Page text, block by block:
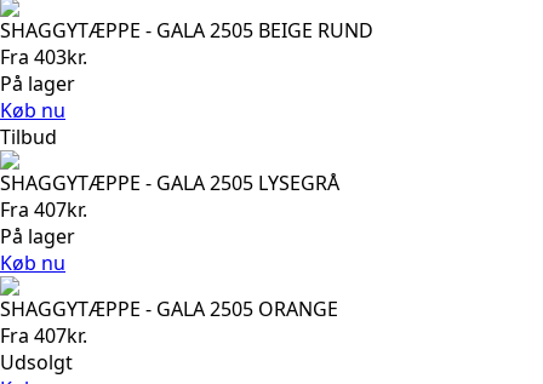
SHAGGYTÆPPE - GALA 2505 BEIGE RUND
Fra 403kr.
På lager
Køb nu
Tilbud
SHAGGYTÆPPE - GALA 2505 LYSEGRÅ
Fra 407kr.
På lager
Køb nu
SHAGGYTÆPPE - GALA 2505 ORANGE
Fra 407kr.
Udsolgt